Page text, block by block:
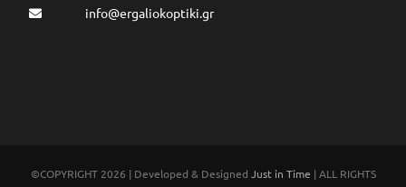
info@ergaliokoptiki.gr
©COPYRIGHT 2026 | Developed & Designed Just in Time | ALL RIGHTS